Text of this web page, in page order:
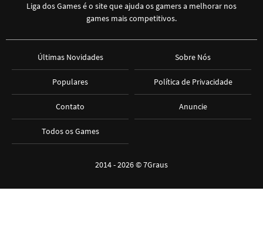
Liga dos Games é o site que ajuda os gamers a melhorar nos
games mais competitivos.
Últimas Novidades
Populares
Contato
Todos os Games
Sobre Nós
Política de Privacidade
Anuncie
2014 - 2026 ©7Graus